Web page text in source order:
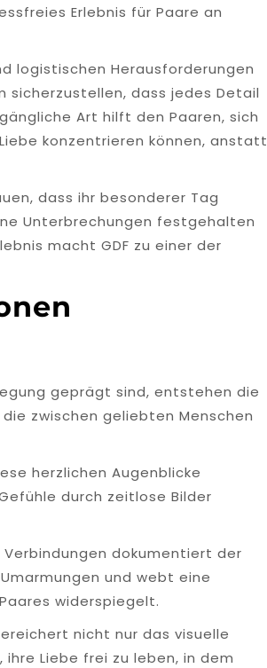
Erlebnis für Paare an
logistischen Herausforderungen
sicherzustellen, dass jedes Detail
Art hilft den Paaren, sich
konzentrieren können, anstatt
dass ihr besonderer Tag
Unterbrechungen festgehalten
macht GDF zu einer der
geprägt sind, entstehen die
zwischen geliebten Menschen
herzlichen Augenblicke
durch zeitlose Bilder
dokumentiert der
und webt eine
widerspiegelt.
nicht nur das visuelle
Liebe frei zu leben, in dem